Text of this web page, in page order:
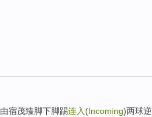
宿茂臻脚下脚踢连入 (Incoming)两球逆